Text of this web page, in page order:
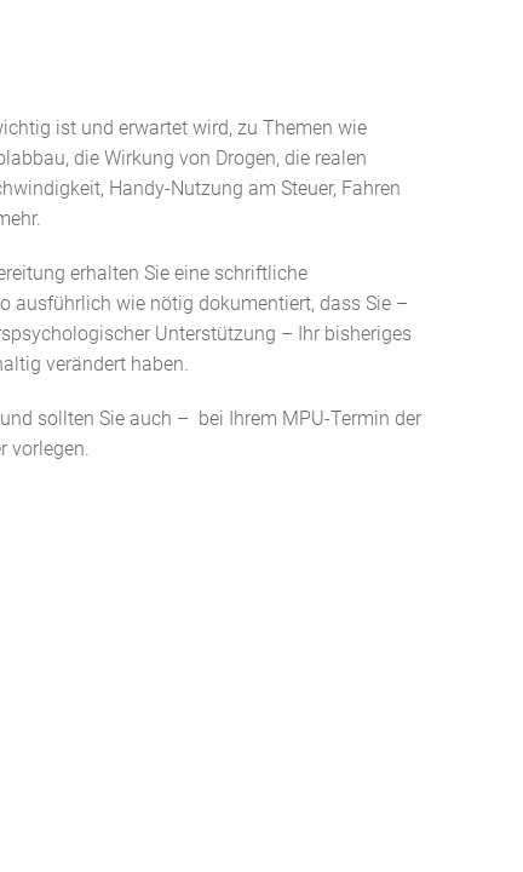
ist und erwartet wird, zu Themen wie
die Wirkung von Drogen, die realen
Handy-Nutzung am Steuer, Fahren
erhalten Sie eine schriftliche
ausführlich wie nötig dokumentiert, dass Sie –
Unterstützung – Ihr bisheriges
verändert haben.
sollten Sie auch – bei Ihrem MPU-Termin der
vorlegen.